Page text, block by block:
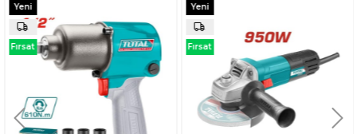
Yeni
Ürün
Fırsat
Yeni
Ürün
Fırsat